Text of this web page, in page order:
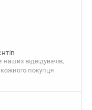
відвідувачів,
покупця